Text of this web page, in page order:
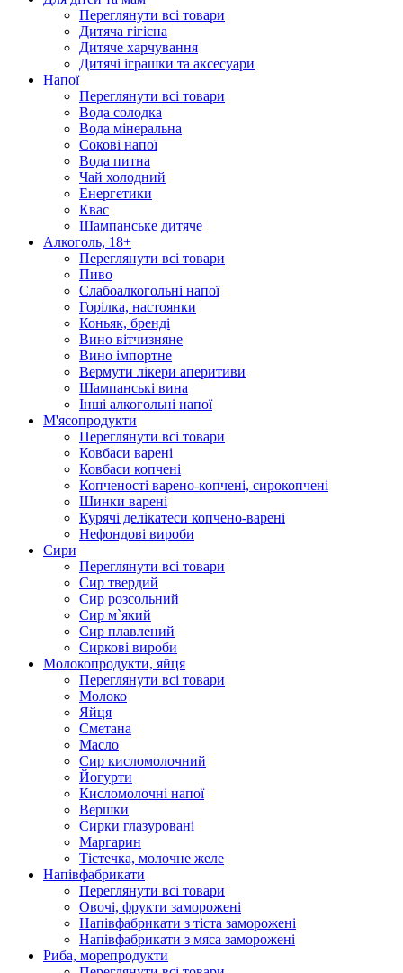
Переглянути всі товари
Дитяча гігієна
Дитяче харчування
Дитячі іграшки та аксесуари
Напої
Переглянути всі товари
Вода солодка
Вода мінеральна
Сокові напої
Вода питна
Чай холодний
Енергетики
Квас
Шампанське дитяче
Алкоголь, 18+
Переглянути всі товари
Пиво
Слабоалкогольні напої
Горілка, настоянки
Коньяк, бренді
Вино вітчизняне
Вино імпортне
Вермути лікери аперитиви
Шампанські вина
Інші алкогольні напої
М'ясопродукти
Переглянути всі товари
Ковбаси варені
Ковбаси копчені
Копченості варено-копчені, сирокопчені
Шинки варені
Курячі делікатеси копчено-варені
Нефондові вироби
Сири
Переглянути всі товари
Сир твердий
Сир розсольний
Сир м`який
Сир плавлений
Сиркові вироби
Молокопродукти, яйця
Переглянути всі товари
Молоко
Яйця
Сметана
Масло
Сир кисломолочний
Йогурти
Кисломолочні напої
Вершки
Сирки глазуровані
Маргарин
Тістечка, молочне желе
Напівфабрикати
Переглянути всі товари
Овочі, фрукти заморожені
Напівфабрикати з тіста заморожені
Напівфабрикати з мяса заморожені
Риба, морепродукти